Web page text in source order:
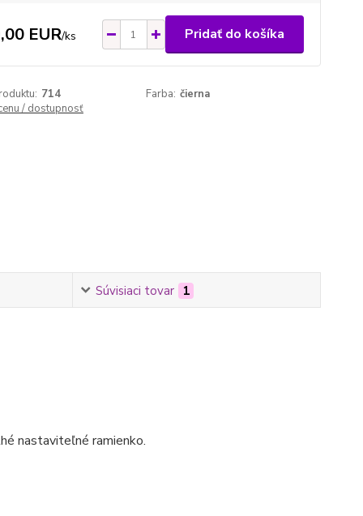
EUR/ks Pridať do košíka
714 Farba: čierna
/ dostupnosť
Súvisiaci tovar 1
nastaviteľné ramienko.